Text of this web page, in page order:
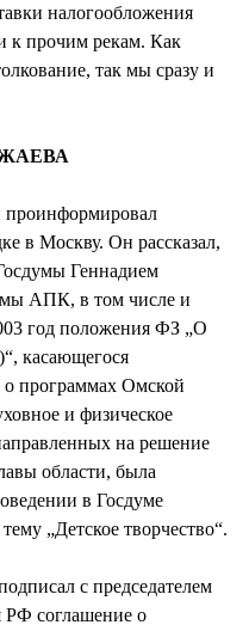
налогообложения
к прочим рекам. Как
так мы сразу и
проинформировал
в Москву. Он рассказал,
Геннадием
АПК, в том числе и
год положения ФЗ „О
касающегося
о программах Омской
и физическое
на решение
области, была
в Госдуме
„Детское творчество“.
с председателем
РФ соглашение о